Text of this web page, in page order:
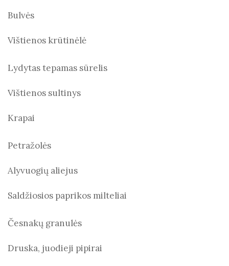
Bulvės
Vištienos krūtinėlė
Lydytas tepamas sūrelis
Vištienos sultinys
Krapai
Petražolės
Alyvuogių aliejus
Saldžiosios paprikos milteliai
Česnakų granulės
Druska, juodieji pipirai